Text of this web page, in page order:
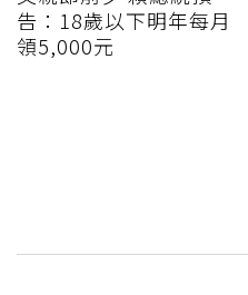
告：18歲以下明年每月
領5,000元